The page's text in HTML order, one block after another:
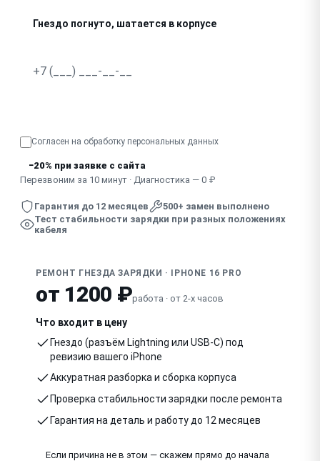
Гнездо погнуто, шатается в корпусе
Согласен на обработку персональных данных
−20% при заявке с сайта
Перезвоним за 10 минут · Диагностика — 0 ₽
Гарантия до 12 месяцев
500+ замен выполнено
Тест стабильности зарядки при разных положениях
кабеля
РЕМОНТ ГНЕЗДА ЗАРЯДКИ · IPHONE 16 PRO
от 1200 ₽работа · от 2-х часов
Что входит в цену
Гнездо (разъём Lightning или USB-C) под
ревизию вашего iPhone
Аккуратная разборка и сборка корпуса
Проверка стабильности зарядки после ремонта
Гарантия на деталь и работу до 12 месяцев
Если причина не в этом — скажем прямо до начала